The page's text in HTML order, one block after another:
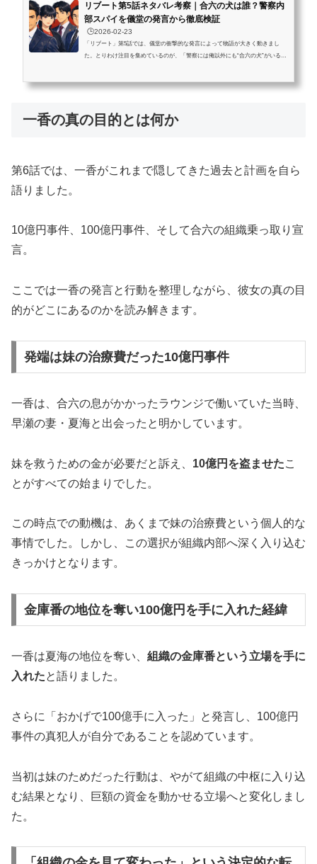
リブート第5話ネタバレ考察｜合六の犬は誰？警察内
部スパイを儀堂の発言から徹底検証
🕒️2026-02-23
「リブート」第5話では、儀堂の衝撃的な発言によって物語が大きく動きまし
た。とりわけ注目を集めているのが、「警察には俺以外にも“合六の犬”がいる」
かること 第5話ネタバレの核心整理合六の犬＝警察内部スパイ考察儀堂の発...
一香の真の目的とは何か
第6話では、一香がこれまで隠してきた過去と計画を自ら
語りました。
10億円事件、100億円事件、そして合六の組織乗っ取り宣
言。
ここでは一香の発言と行動を整理しながら、彼女の真の目
的がどこにあるのかを読み解きます。
発端は妹の治療費だった10億円事件
一香は、合六の息がかかったラウンジで働いていた当時、
早瀬の妻・夏海と出会ったと明かしています。
妹を救うための金が必要だと訴え、 10億円を盗ませたこ
とがすべての始まりでした。
この時点での動機は、あくまで妹の治療費という個人的な
事情でした。しかし、この選択が組織内部へ深く入り込む
きっかけとなります。
金庫番の地位を奪い100億円を手に入れた経緯
一香は夏海の地位を奪い、 組織の金庫番という立場を手に
入れたと語りました。
さらに「おかげで100億手に入った」と発言し、100億円
事件の真犯人が自分であることを認めています。
当初は妹のためだった行動は、やがて組織の中枢に入り込
む結果となり、巨額の資金を動かせる立場へと変化しまし
た。